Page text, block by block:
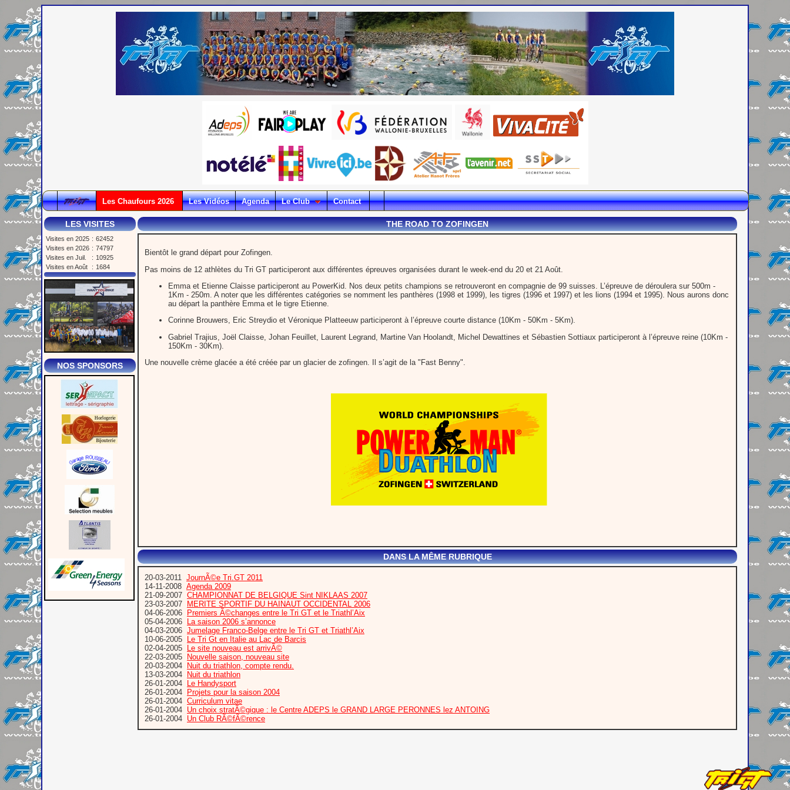
Les Chaufours 2026 Les Vidéos Agenda Le Club Contact
LES VISITES
Visites en 2025 : 62452
Visites en 2026 : 74797
Visites en Juil.
: 10925
Visites en Août
: 1684
NOS SPONSORS
THE ROAD TO ZOFINGEN
Bientôt le grand départ pour Zofingen.
Pas moins de 12 athlètes du Tri GT participeront aux différentes épreuves organisées durant le week-end du 20 et 21 Août.
Emma et Etienne Claisse participeront au PowerKid. Nos deux petits champions se retrouveront en compagnie de 99 suisses. L’épreuve de déroulera sur 500m -
1Km - 250m. A noter que les différentes catégories se nomment les panthères (1998 et 1999), les tigres (1996 et 1997) et les lions (1994 et 1995). Nous aurons donc
au départ la panthère Emma et le tigre Etienne.
Corinne Brouwers, Eric Streydio et Véronique Platteeuw participeront à l’épreuve courte distance (10Km - 50Km - 5Km).
Gabriel Trajius, Joël Claisse, Johan Feuillet, Laurent Legrand, Martine Van Hoolandt, Michel Dewattines et Sébastien Sottiaux participeront à l’épreuve reine (10Km -
150Km - 30Km).
Une nouvelle crème glacée a été créée par un glacier de zofingen. Il s’agit de la "Fast Benny".
DANS LA MÊME RUBRIQUE
20-03-2011 JournÃ©e Tri.GT 2011
14-11-2008 Agenda 2009
21-09-2007 CHAMPIONNAT DE BELGIQUE Sint NIKLAAS 2007
23-03-2007 MERITE SPORTIF DU HAINAUT OCCIDENTAL 2006
04-06-2006 Premiers Ã©changes entre le Tri GT et le Triathl’Aix
05-04-2006 La saison 2006 s’annonce
04-03-2006 Jumelage Franco-Belge entre le Tri GT et Triathl’Aix
10-06-2005 Le Tri Gt en Italie au Lac de Barcis
02-04-2005 Le site nouveau est arrivÃ©
22-03-2005 Nouvelle saison, nouveau site
20-03-2004 Nuit du triathlon, compte rendu.
13-03-2004 Nuit du triathlon
26-01-2004 Le Handysport
26-01-2004 Projets pour la saison 2004
26-01-2004 Curriculum vitae
26-01-2004 Un choix stratÃ©gique : le Centre ADEPS le GRAND LARGE PERONNES lez ANTOING
26-01-2004 Un Club RÃ©fÃ©rence